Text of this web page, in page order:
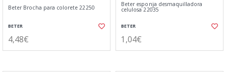
Beter Brocha para colorete 22250
BETER
4,48€
Beter esponja desmaquilladora
celulosa 22035
BETER
1,04€